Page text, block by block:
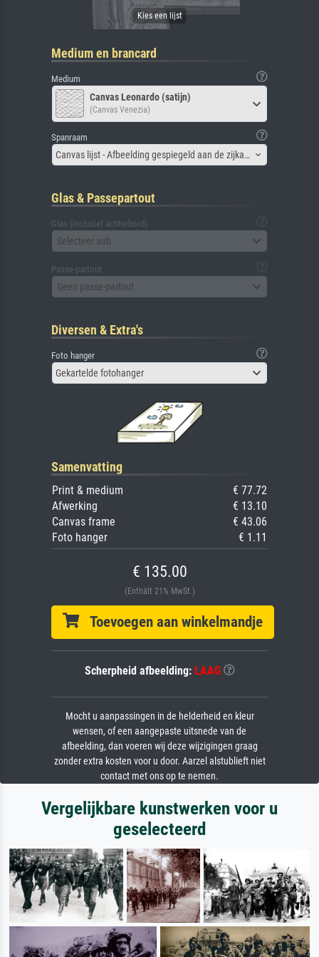
Medium en brancard
Medium
Canvas Leonardo (satijn)
(Canvas Venezia)
Spanraam
Canvas lijst - Afbeelding gespiegeld aan de zijkant
Glas & Passepartout
Glas (inclusief achterbord)
Selecteer aub
Passe-partout
Geen passe-partout
Diversen & Extra's
Foto hanger
Gekartelde fotohanger
Samenvatting
Print & medium
€ 77.72
Afwerking
€ 13.10
Canvas frame
€ 43.06
Foto hanger
€ 1.11
€ 135.00
(Enthält 21% MwSt.)
Toevoegen aan winkelmandje
Scherpheid afbeelding: LAAG
Mocht u aanpassingen in de helderheid en kleur
wensen, of een aangepaste uitsnede van de
afbeelding, dan voeren wij deze wijzigingen graag
zonder extra kosten voor u door. Aarzel alstublieft niet
contact met ons op te nemen.
Vergelijkbare kunstwerken voor u
geselecteerd